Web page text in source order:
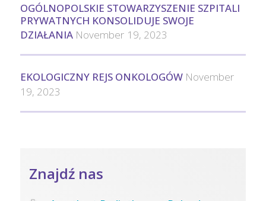
OGÓLNOPOLSKIE STOWARZYSZENIE SZPITALI
PRYWATNYCH KONSOLIDUJE SWOJE
DZIAŁANIA November 19, 2023
EKOLOGICZNY REJS ONKOLOGÓW November
19, 2023
Znajdź nas